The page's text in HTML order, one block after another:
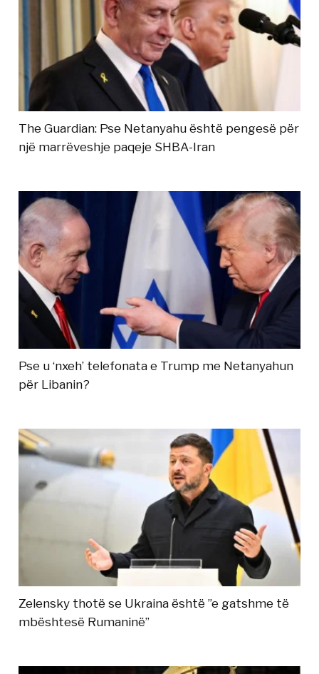
The Guardian: Pse Netanyahu është pengesë për
një marrëveshje paqeje SHBA-Iran
Pse u ‘nxeh’ telefonata e Trump me Netanyahun
për Libanin?
Zelensky thotë se Ukraina është ”e gatshme të
mbështesë Rumaninë”